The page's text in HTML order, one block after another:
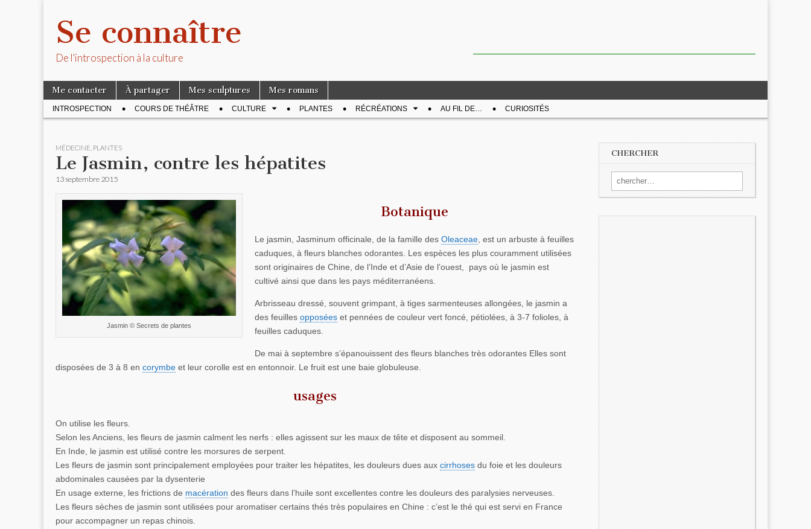
Se connaître
De l'introspection à la culture
Main menu
Skip to content
Me contacter À partager Mes sculptures Mes romans
Sub menu
INTROSPECTION COURS DE THÉÂTRE CULTURE PLANTES RÉCRÉATIONS AU FIL DE… CURIOSITÉS
MÉDECINE PLANTES
Le Jasmin, contre les hépatites
13 septembre 2015
Jasmin © Secrets de plantes
Botanique
Le jasmin, Jasminum officinale, de la famille des Oleaceae, est un arbuste à feuilles
caduques, à fleurs blanches odorantes. Les espèces les plus couramment utilisées
sont originaires de Chine, de l’Inde et d’Asie de l’ouest, pays où le jasmin est
cultivé ainsi que dans les pays méditerranéens.
Arbrisseau dressé, souvent grimpant, à tiges sarmenteuses allongées, le jasmin a
des feuilles opposées et pennées de couleur vert foncé, pétiolées, à 3-7 folioles, à
feuilles caduques.
De mai à septembre s’épanouissent des fleurs blanches très odorantes Elles sont
disposées de 3 à 8 en corymbe et leur corolle est en entonnoir. Le fruit est une baie globuleuse.
usages
On utilise les fleurs.
Selon les Anciens, les fleurs de jasmin calment les nerfs : elles agissent sur les maux de tête et disposent au sommeil.
En Inde, le jasmin est utilisé contre les morsures de serpent.
Les fleurs de jasmin sont principalement employées pour traiter les hépatites, les douleurs dues aux cirrhoses du foie et les douleurs
abdominales causées par la dysenterie
En usage externe, les frictions de macération des fleurs dans l’huile sont excellentes contre les douleurs des paralysies nerveuses.
Les fleurs sèches de jasmin sont utilisées pour aromatiser certains thés très populaires en Chine : c’est le thé qui est servi en France
pour accompagner un repas chinois.
CHERCHER
Search for: